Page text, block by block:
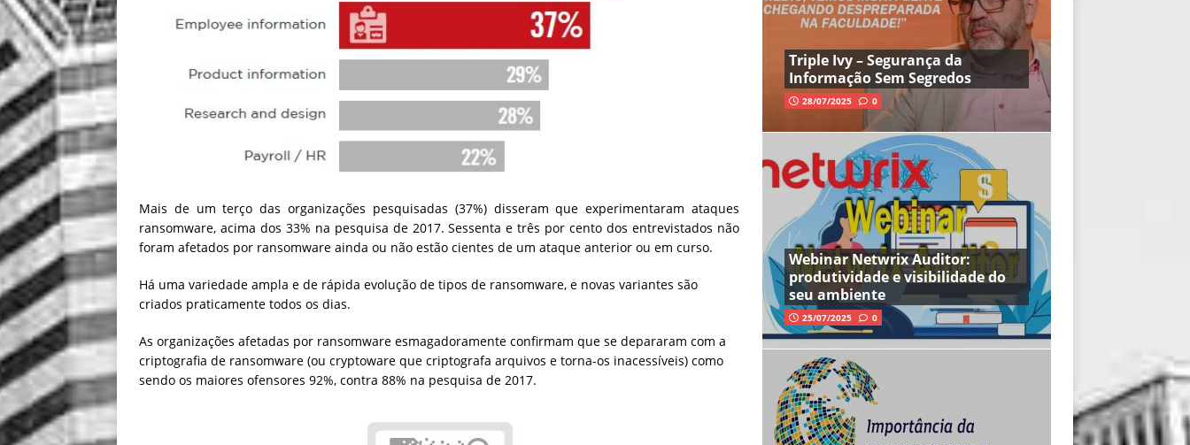
Mais de um terço das organizações pesquisadas (37%) disseram que experimentaram ataques
ransomware, acima dos 33% na pesquisa de 2017. Sessenta e três por cento dos entrevistados não
foram afetados por ransomware ainda ou não estão cientes de um ataque anterior ou em curso.
Há uma variedade ampla e de rápida evolução de tipos de ransomware, e novas variantes são
criados praticamente todos os dias.
As organizações afetadas por ransomware esmagadoramente confirmam que se depararam com a
criptografia de ransomware (ou cryptoware que criptografa arquivos e torna-os inacessíveis) como
sendo os maiores ofensores 92%, contra 88% na pesquisa de 2017.
Triple Ivy – Segurança da
Informação Sem Segredos
28/07/2025 0
Webinar Netwrix Auditor:
produtividade e visibilidade do
seu ambiente
25/07/2025 0